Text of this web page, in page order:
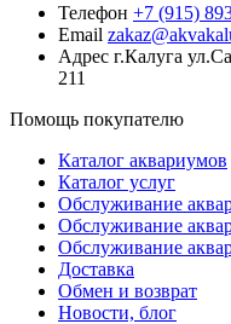
Телефон +7 (915)
Email
Адрес г.Калуга
211
Помощь покупателю
Каталог аквариумов
Каталог услуг
Обслуживание
Обслуживание
Обслуживание
Доставка
Обмен и возврат
Новости, блог